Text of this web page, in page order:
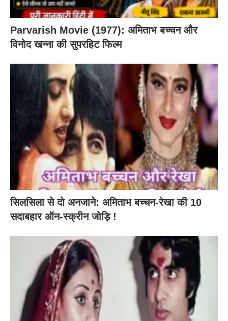
Parvarish Movie (1977): अमिताभ बच्चन और
विनोद खन्ना की सुपरहिट फिल्म
सिलसिला से दो अनजाने: अमिताभ बच्चन-रेखा की 10
सदाबहार ऑन-स्क्रीन जोड़ि !